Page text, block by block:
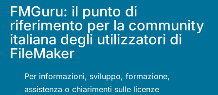
FMGuru: il punto di
riferimento per la community
italiana degli utilizzatori di
FileMaker
Per informazioni, sviluppo, formazione,
assistenza o chiarimenti sulle licenze